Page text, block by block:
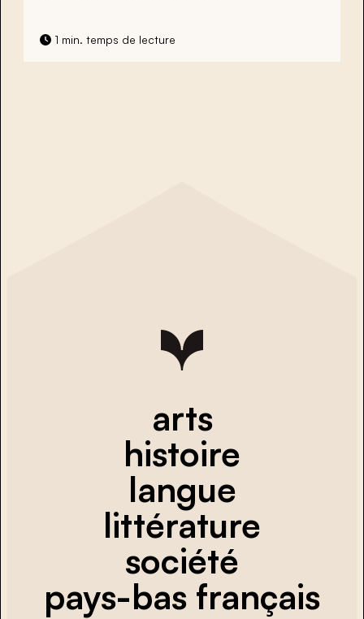
1 min. temps de lecture
arts
histoire
langue
littérature
société
pays-bas français